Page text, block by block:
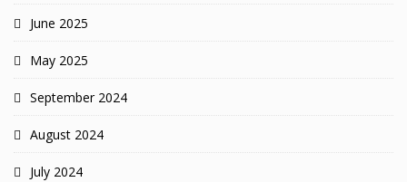
June 2025
May 2025
September 2024
August 2024
July 2024